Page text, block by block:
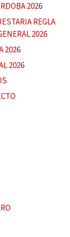
2026
REGLA
2026
2026
2026